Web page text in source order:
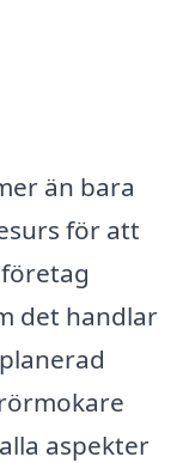
än bara
för att
det handlar
aspekter